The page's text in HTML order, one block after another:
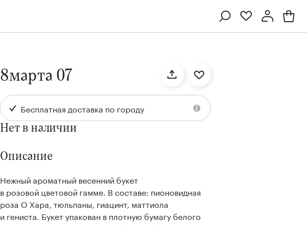
Профиль
TenCollection
8марта 07
Бесплатная доставка по городу
Нет в наличии
Описание
Нежный ароматный весенний букет
в розовой цветовой гамме. В составе: пионовидная
роза О Хара, тюльпаны, гиацинт, маттиола
и гениста. Букет упакован в плотную бумагу белого